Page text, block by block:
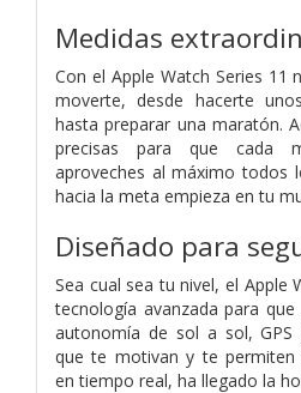
Medidas
Con el Apple Watch Series 11
moverte, desde hacerte
hasta preparar una maratón.
precisas para que cada
aproveches al máximo todos
hacia la meta empieza en tu
Diseñado para
Sea cual sea tu nivel, el Apple
tecnología avanzada para
autonomía de sol a sol, GPS
que te motivan y te
en tiempo real, ha llegado la